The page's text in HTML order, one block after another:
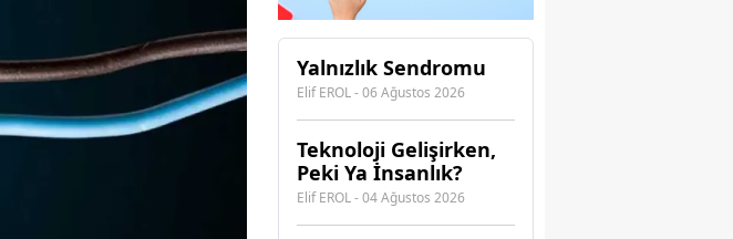
Yalnızlık Sendromu
Elif EROL - 06 Ağustos 2026
Teknoloji Gelişirken,
Peki Ya İnsanlık?
Elif EROL - 04 Ağustos 2026